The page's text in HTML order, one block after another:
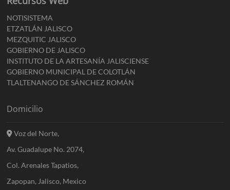
NOTISISTEMA
ETZATLÁN JALISCO
MEZQUITIC JALISCO
GOBIERNO DE JALISCO
INSTITUTO DE LA ARTESANÍA JALISCIENSE
GOBIERNO MUNICIPAL DE COLOTLÁN
TLALTENANGO DE SÁNCHEZ ROMÁN
Domicilio
Voz del Norte,
Av. Guadalupe No. 2074,
Col. Arenales Tapatios,
Zapopan, Jalisco, Mexico